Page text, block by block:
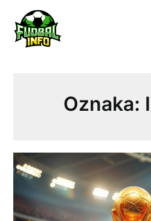
content
Oznaka: